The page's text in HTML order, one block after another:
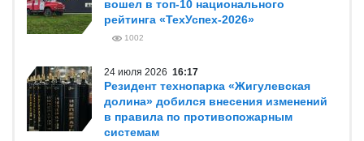
вошел в топ-10 национального
рейтинга «ТехУспех-2026»
1002
24 июля 2026 16:17
Резидент технопарка «Жигулевская
долина» добился внесения изменений
в правила по противопожарным
системам